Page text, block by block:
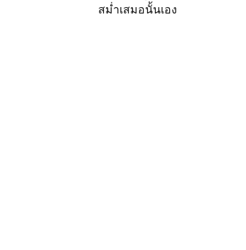
สม่ำเสมอนั้นเอง